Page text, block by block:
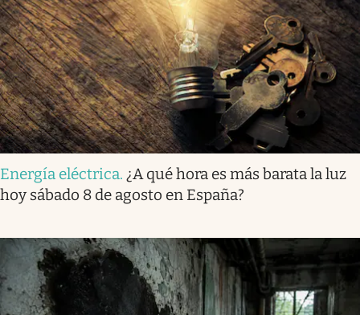
Energía eléctrica. ¿A qué hora es más barata la luz
hoy sábado 8 de agosto en España?